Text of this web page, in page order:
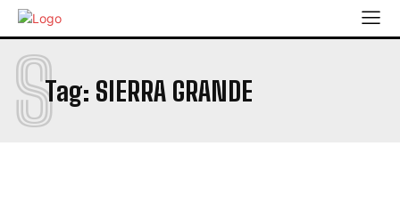
Tag: SIERRA GRANDE
S